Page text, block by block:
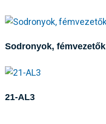
Sodronyok, fémvezetők
21-AL3